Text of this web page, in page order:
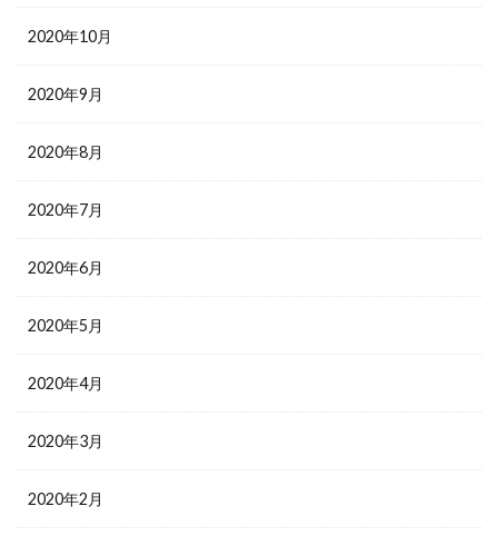
2020年10月
2020年9月
2020年8月
2020年7月
2020年6月
2020年5月
2020年4月
2020年3月
2020年2月